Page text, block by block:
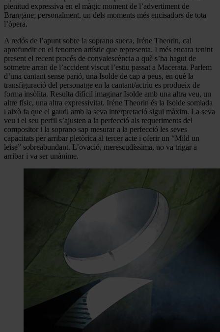
plenitud expressiva en el màgic moment de l’advertiment de
Brangäne; personalment, un dels moments més encisadors de tota
l’òpera.
A redós de l’apunt sobre la soprano sueca, Iréne Theorin, cal
aprofundir en el fenomen artístic que representa. I més encara tenint
present el recent procés de convalescència a què s’ha hagut de
sotmetre arran de l’accident viscut l’estiu passat a Macerata. Parlem
d’una cantant sense parió, una Isolde de cap a peus, en què la
transfiguració del personatge en la cantant/actriu es produeix de
forma insòlita. Resulta difícil imaginar Isolde amb una altra veu, un
altre físic, una altra expressivitat. Iréne Theorin és la Isolde somiada
i això fa que el gaudi amb la seva interpretació sigui màxim. La seva
veu i el seu perfil s’ajusten a la perfecció als requeriments del
compositor i la soprano sap mesurar a la perfecció les seves
capacitats per arribar pletòrica al tercer acte i oferir un “Mild un
leise” sobreabundant. L’ovació, merescudíssima, no va trigar a
arribar i va ser unànime.